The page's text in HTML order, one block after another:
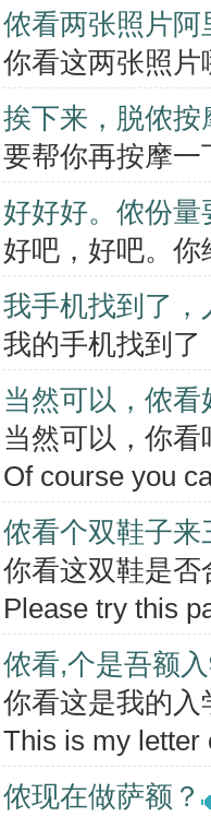
侬看两张照片阿
你看这两张照片
挨下来，脱侬按
要帮你再按摩一
好好好。侬份量
好吧，好吧。
我手机找到了
我的手机找到
当然可以，侬看
当然可以，你看
Of course you
侬看个双鞋子来
你看这双鞋是否
Please try this
侬看,个是吾额
你看这是我的入
This is my letter
侬现在做萨额？